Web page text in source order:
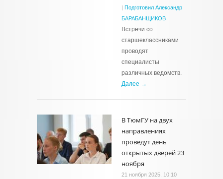
| Подготовил Александр
БАРАБАНЩИКОВ
Встречи со
старшеклассниками
проводят
специалисты
различных ведомств.
Далее →
В ТюмГУ на двух
направлениях
проведут день
открытых дверей 23
ноября
21 ноября 2025, 10:10